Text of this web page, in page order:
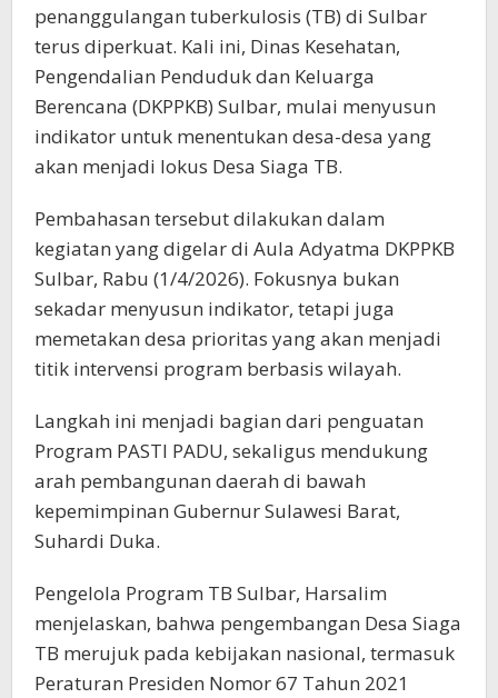
penanggulangan tuberkulosis (TB) di Sulbar
terus diperkuat. Kali ini, Dinas Kesehatan,
Pengendalian Penduduk dan Keluarga
Berencana (DKPPKB) Sulbar, mulai menyusun
indikator untuk menentukan desa-desa yang
akan menjadi lokus Desa Siaga TB.
Pembahasan tersebut dilakukan dalam
kegiatan yang digelar di Aula Adyatma DKPPKB
Sulbar, Rabu (1/4/2026). Fokusnya bukan
sekadar menyusun indikator, tetapi juga
memetakan desa prioritas yang akan menjadi
titik intervensi program berbasis wilayah.
Langkah ini menjadi bagian dari penguatan
Program PASTI PADU, sekaligus mendukung
arah pembangunan daerah di bawah
kepemimpinan Gubernur Sulawesi Barat,
Suhardi Duka.
Pengelola Program TB Sulbar, Harsalim
menjelaskan, bahwa pengembangan Desa Siaga
TB merujuk pada kebijakan nasional, termasuk
Peraturan Presiden Nomor 67 Tahun 2021